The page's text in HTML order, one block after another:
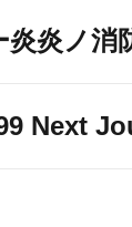
炎炎ノ消
Next